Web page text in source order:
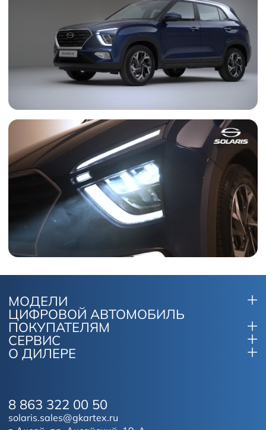
МОДЕЛИ
ЦИФРОВОЙ АВТОМОБИЛЬ
ПОКУПАТЕЛЯМ
СЕРВИС
О ДИЛЕРЕ
8 863 322 00 50
solaris.sales@gkartex.ru